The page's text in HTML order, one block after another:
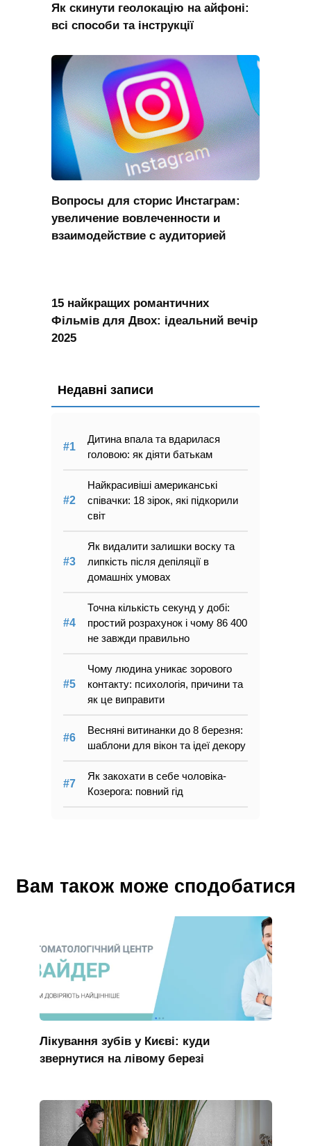
Як скинути геолокацію на айфоні:
всі способи та інструкції
Вопросы для сторис Инстаграм:
увеличение вовлеченности и
взаимодействие с аудиторией
15 найкращих романтичних
Фільмів для Двох: ідеальний вечір
2025
Недавні записи
Дитина впала та вдарилася
головою: як діяти батькам
Найкрасивіші американські
співачки: 18 зірок, які підкорили
світ
Як видалити залишки воску та
липкість після депіляції в
домашніх умовах
Точна кількість секунд у добі:
простий розрахунок і чому 86 400
не завжди правильно
Чому людина уникає зорового
контакту: психологія, причини та
як це виправити
Весняні витинанки до 8 березня:
шаблони для вікон та ідеї декору
Як закохати в себе чоловіка-
Козерога: повний гід
Вам також може сподобатися
Лікування зубів у Києві: куди
звернутися на лівому березі